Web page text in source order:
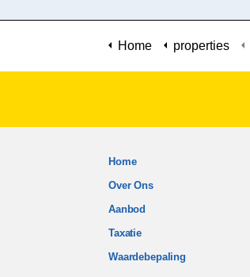
Home properties
Home
Over Ons
Aanbod
Taxatie
Waardebepaling